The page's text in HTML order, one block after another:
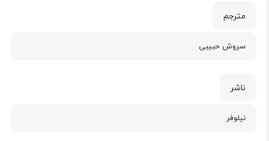
مترجم
سروش حبیبی
ناشر
نیلوفر